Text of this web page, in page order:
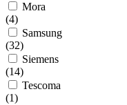
Mora
(4)
Samsung
(32)
Siemens
(14)
Tescoma
(1)